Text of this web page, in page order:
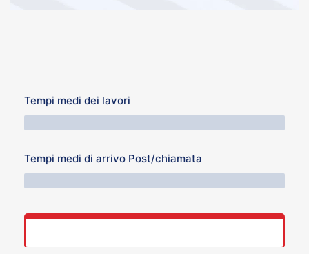
Tempi medi dei lavori
Tempi medi di arrivo Post/chiamata